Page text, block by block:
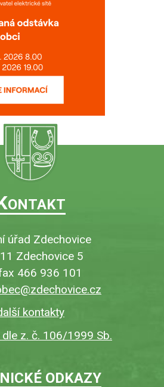
ONTAKT
úřad Zdechovice
Zdechovice 5
466 936 101
kontakty
z. č. 106/1999 Sb.
ODKAZY